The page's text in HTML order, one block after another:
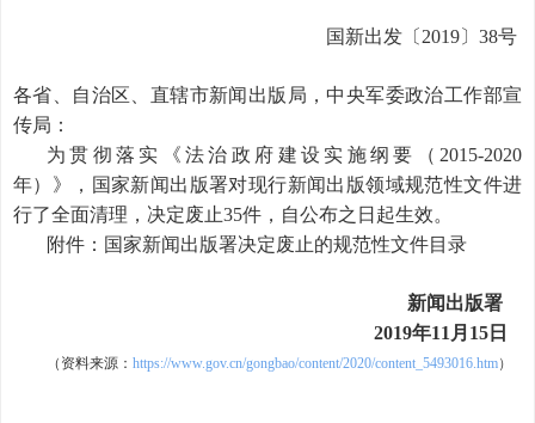
国新出发〔2019〕38号
各省、自治区、直辖市新闻出版局，中央军委政治工作部宣
传局：
为贯彻落实《法治政府建设实施纲要（2015-2020
年）》，国家新闻出版署对现行新闻出版领域规范性文件进
行了全面清理，决定废止35件，自公布之日起生效。
附件：国家新闻出版署决定废止的规范性文件目录
新闻出版署
2019年11月15日
（ 资料来源： https://www.gov.cn/gongbao/content/2020/content_5493016.htm）